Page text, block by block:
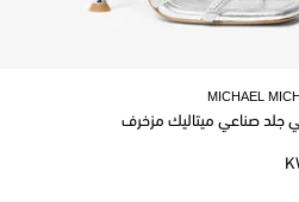
MICHAEL
جلد صناعي ميتاليك مزخرف